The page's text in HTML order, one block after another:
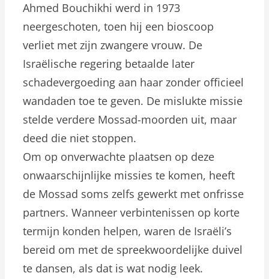
Ahmed Bouchikhi werd in 1973
neergeschoten, toen hij een bioscoop
verliet met zijn zwangere vrouw. De
Israëlische regering betaalde later
schadevergoeding aan haar zonder officieel
wandaden toe te geven. De mislukte missie
stelde verdere Mossad-moorden uit, maar
deed die niet stoppen.
Om op onverwachte plaatsen op deze
onwaarschijnlijke missies te komen, heeft
de Mossad soms zelfs gewerkt met onfrisse
partners. Wanneer verbintenissen op korte
termijn konden helpen, waren de Israëli’s
bereid om met de spreekwoordelijke duivel
te dansen, als dat is wat nodig leek.